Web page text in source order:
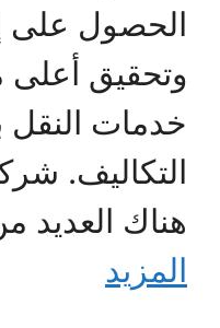
الحصول على
وتحقيق
خدمات النقل
التكاليف.
هناك العديد
المزيد